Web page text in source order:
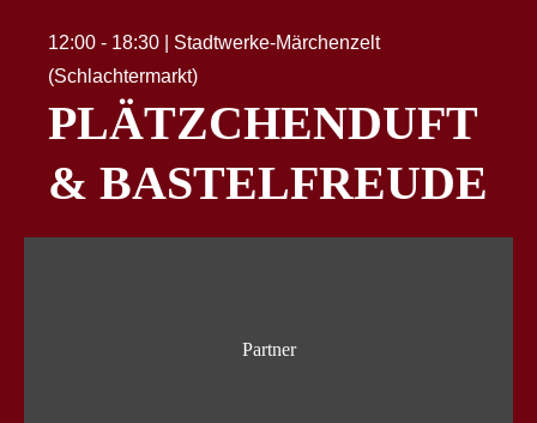
12:00 - 18:30 | Stadtwerke-Märchenzelt
(Schlachtermarkt)
PLÄTZCHENDUFT
& BASTELFREUDE
Partner